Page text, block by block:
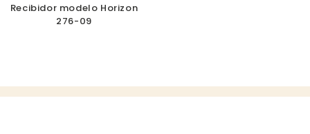
Recibidor modelo Horizon
276-09